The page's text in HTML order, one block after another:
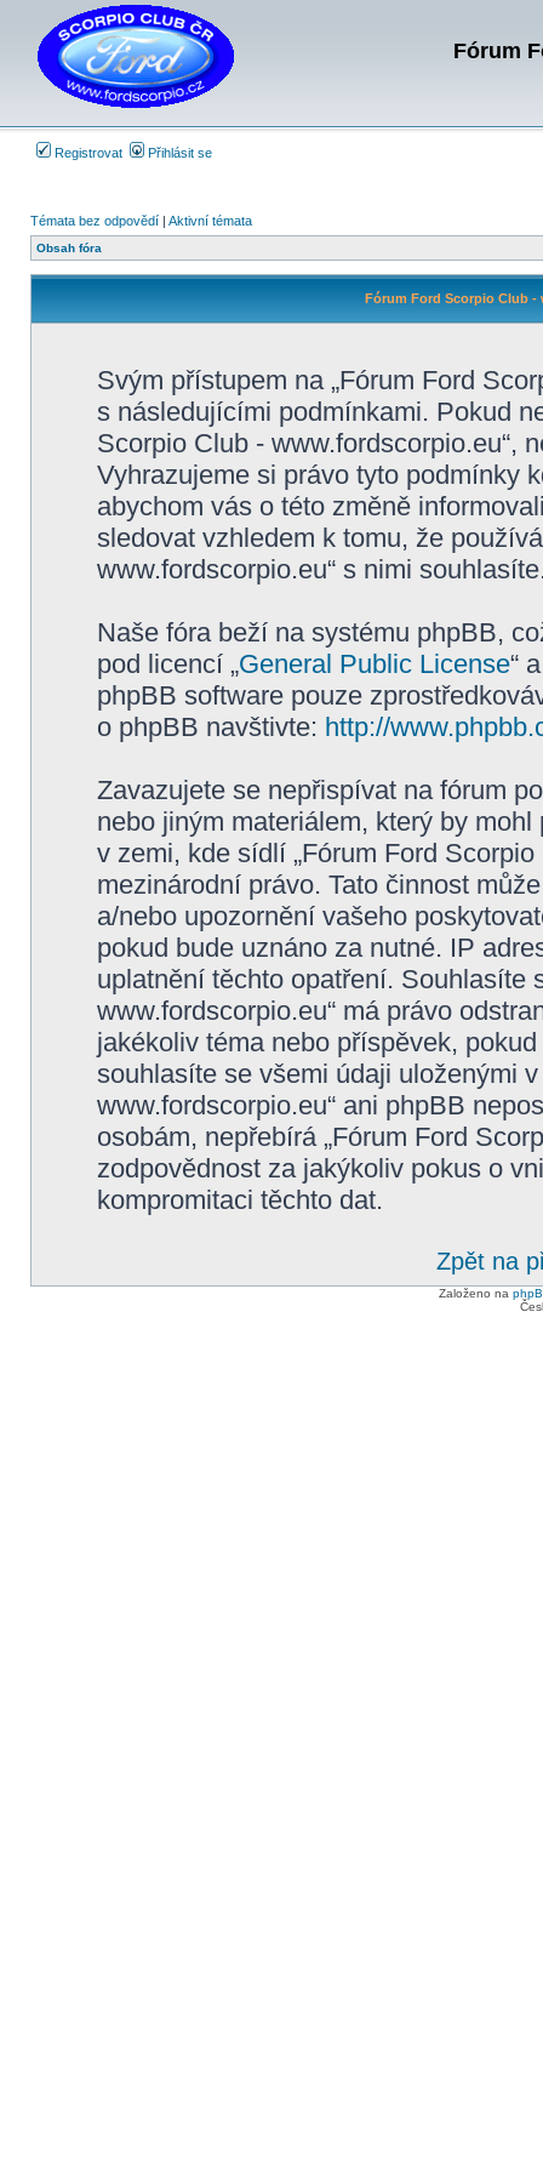
Fórum
Registrovat Přihlásit se
Témata bez odpovědí | Aktivní témata
Obsah fóra
Fórum Ford Scorpio Club
Svým přístupem na „Fórum Ford
s následujícími podmínkami. Pokud
Scorpio Club - www.fordscorpio.eu“,
Vyhrazujeme si právo tyto podmínky
abychom vás o této změně
sledovat vzhledem k tomu, že
www.fordscorpio.eu“ s nimi
Naše fóra beží na systému phpBB,
pod licencí „General Public License“
phpBB software pouze
o phpBB navštivte: http://
Zavazujete se nepřispívat na fórum
nebo jiným materiálem, který by
v zemi, kde sídlí „Fórum Ford
mezinárodní právo. Tato činnost
a/nebo upozornění vašeho
pokud bude uznáno za nutné. IP
uplatnění těchto opatření. Souhlasíte
www.fordscorpio.eu“ má právo
jakékoliv téma nebo příspěvek,
souhlasíte se všemi údaji uloženými
www.fordscorpio.eu“ ani phpBB
osobám, nepřebírá „Fórum Ford
zodpovědnost za jakýkoliv pokus o
kompromitaci těchto dat.
Zpět na
Založeno na